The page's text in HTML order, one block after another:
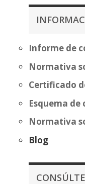
Informe de
Normativa
Certificado
Esquema
Normativa
Blog